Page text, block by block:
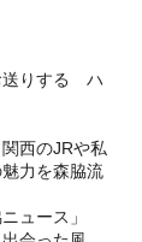
送りする ハ
西のJRや私
力を森脇流
ュース」